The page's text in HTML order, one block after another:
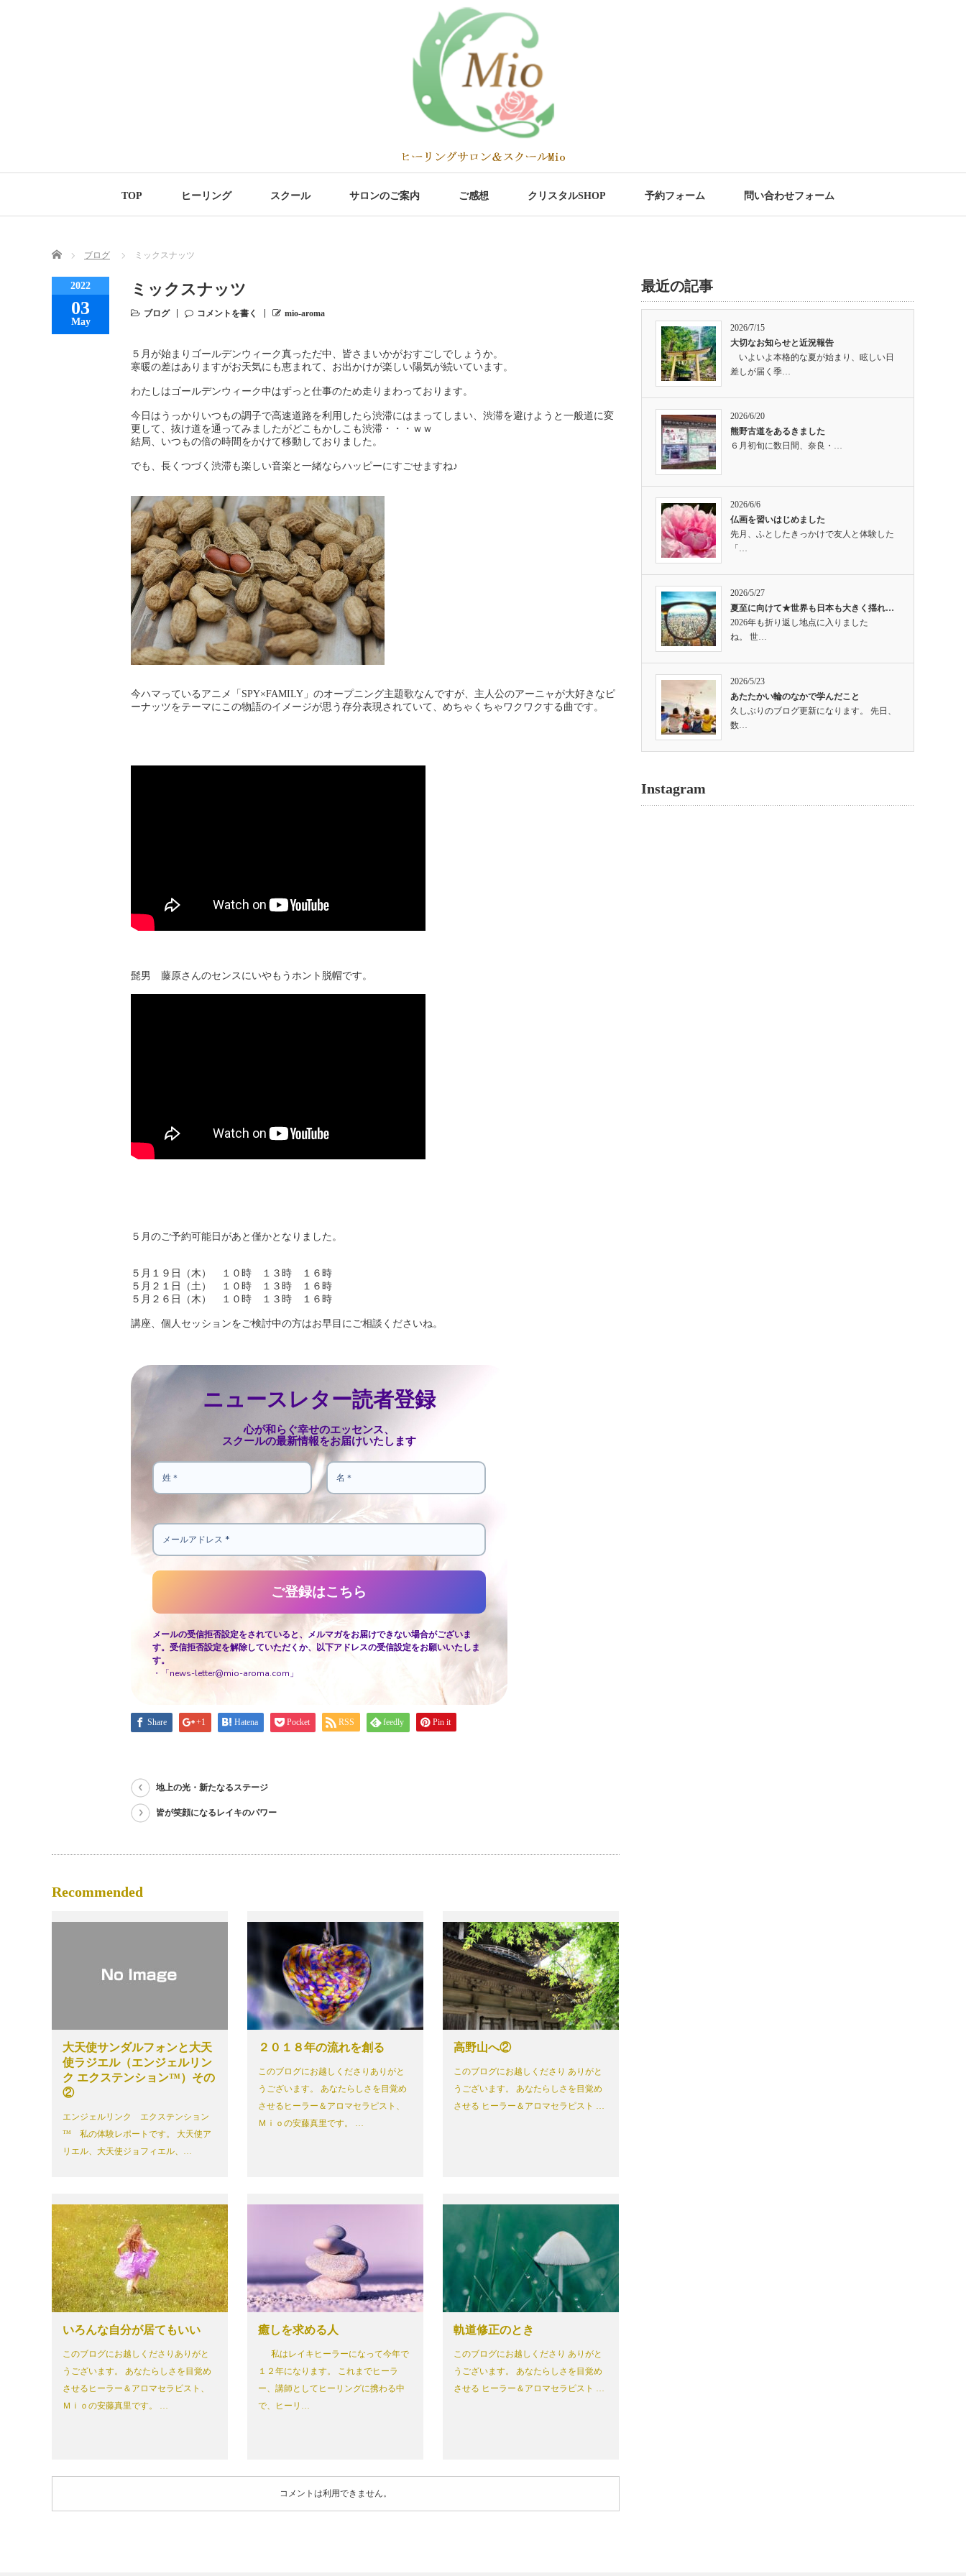
TOP ヒーリング スクール サロンのご案内 ご感想 クリスタルSHOP 予約フォーム 問い合わせフォーム
Home ブログ ミックスナッツ
2022
03
May
ミックスナッツ
ブログ コメントを書く mio-aroma
５月が始まりゴールデンウィーク真っただ中、皆さまいかがおすごしでしょうか。
寒暖の差はありますがお天気にも恵まれて、お出かけが楽しい陽気が続いています。
わたしはゴールデンウィーク中はずっと仕事のため走りまわっております。
今日はうっかりいつもの調子で高速道路を利用したら渋滞にはまってしまい、渋滞を避けようと一般道に変
更して、抜け道を通ってみましたがどこもかしこも渋滞・・・ｗｗ
結局、いつもの倍の時間をかけて移動しておりました。
でも、長くつづく渋滞も楽しい音楽と一緒ならハッピーにすごせますね♪
今ハマっているアニメ「SPY×FAMILY」のオープニング主題歌なんですが、主人公のアーニャが大好きなピ
ーナッツをテーマにこの物語のイメージが思う存分表現されていて、めちゃくちゃワクワクする曲です。
髭男 藤原さんのセンスにいやもうホント脱帽です。
５月のご予約可能日があと僅かとなりました。
５月１９日（木） １０時 １３時 １６時
５月２１日（土） １０時 １３時 １６時
５月２６日（木） １０時 １３時 １６時
講座、個人セッションをご検討中の方はお早目にご相談くださいね。
ニュースレター読者登録
心が和らぐ幸せのエッセンス、
スクールの最新情報をお届けいたします
メールの受信拒否設定をされていると、メルマガをお届けできない場合がございま
す。受信拒否設定を解除していただくか、以下アドレスの受信設定をお願いいたしま
す。
・「news-letter@mio-aroma.com」
Share +1 Hatena Pocket RSS feedly Pin it
地上の光・新たなるステージ
皆が笑顔になるレイキのパワー
Recommended
大天使サンダルフォンと大天
使ラジエル（エンジェルリン
ク エクステンション™）その
②
エンジェルリンク エクステンション
™ 私の体験レポートです。 大天使ア
リエル、大天使ジョフィエル、…
２０１８年の流れを創る
このブログにお越しくださりありがと
うございます。 あなたらしさを目覚め
させるヒーラー＆アロマセラピスト、
Ｍｉｏの安藤真里です。 …
高野山へ②
このブログにお越しくださり ありがと
うございます。 あなたらしさを目覚め
させる ヒーラー＆アロマセラピスト …
いろんな自分が居てもいい
このブログにお越しくださりありがと
うございます。 あなたらしさを目覚め
させるヒーラー＆アロマセラピスト、
Ｍｉｏの安藤真里です。 …
癒しを求める人
私はレイキヒーラーになって今年で
１２年になります。 これまでヒーラ
ー、講師としてヒーリングに携わる中
で、ヒーリ…
軌道修正のとき
このブログにお越しくださり ありがと
うございます。 あなたらしさを目覚め
させる ヒーラー＆アロマセラピスト …
コメントは利用できません。
最近の記事
2026/7/15
大切なお知らせと近況報告
いよいよ本格的な夏が始まり、眩しい日
差しが届く季…
2026/6/20
熊野古道をあるきました
６月初旬に数日間、奈良・…
2026/6/6
仏画を習いはじめました
先月、ふとしたきっかけで友人と体験した
「…
2026/5/27
夏至に向けて★世界も日本も大きく揺れ…
2026年も折り返し地点に入りました
ね。 世…
2026/5/23
あたたかい輪のなかで学んだこと
久しぶりのブログ更新になります。 先日、
数…
Instagram